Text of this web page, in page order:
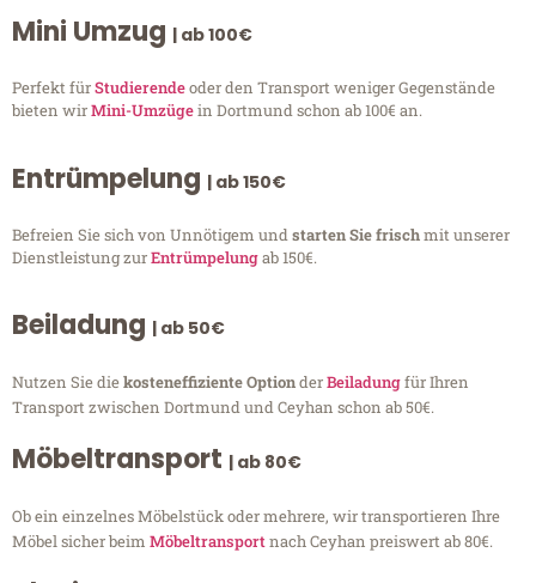
Mini Umzug | ab 100€
Perfekt fürStudierendeoder den Transport weniger Gegenstände
bieten wirMini-Umzügein Dortmund schon ab 100€ an.
Entrümpelung | ab 150€
Befreien Sie sich von Unnötigem undstarten Sie frischmit unserer
Dienstleistung zurEntrümpelungab 150€.
Beiladung | ab 50€
Nutzen Sie diekosteneffiziente OptionderBeiladungfür Ihren
Transport zwischen Dortmund und Ceyhan schon ab 50€.
Möbeltransport | ab 80€
Ob ein einzelnes Möbelstück oder mehrere, wir transportieren Ihre
Möbel sicher beim Möbeltransportnach Ceyhan preiswert ab 80€.